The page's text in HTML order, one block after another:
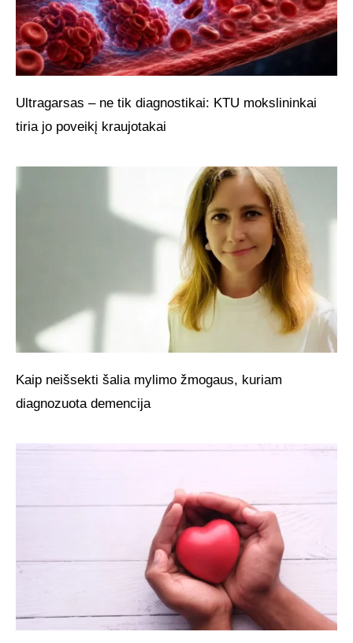
Ultragarsas – ne tik diagnostikai: KTU mokslininkai
tiria jo poveikį kraujotakai
Kaip neišsekti šalia mylimo žmogaus, kuriam
diagnozuota demencija